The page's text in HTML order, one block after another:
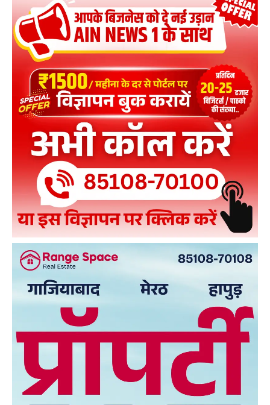
समाज ने सौंपा ज्ञापन
01:47
सदन में मुसलमान-मस्जिद पर दहाड़ रहे थे शाह, फिर अचानक
आया गुस्सा, दे डाली तगड़ी नसीहत,सब हैरान!Viral
हरिद्वार में कांवड़ियों पर की गई पुष्पवर्षा
00:11